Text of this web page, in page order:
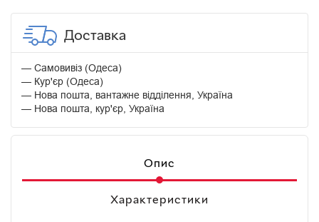
Доставка
Самовивіз (Одеса)
Кур'єр (Одеса)
Нова пошта, вантажне відділення, Україна
Нова пошта, кур'єр, Україна
Опис
Характеристики